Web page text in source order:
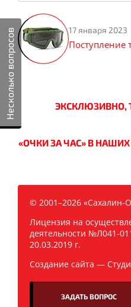
Несколько вопросов 17 января 2023
Поступление
ЭКСКЛЮЗИВНО,
«ОЧКИ ЗА ЧАС» В
© 2001–2026 «Сахалин-
Лицензия на
деятельности №Л041-
20.03.2019 г.
Создание сайта —
ЗАДАТЬ ВОПРОС